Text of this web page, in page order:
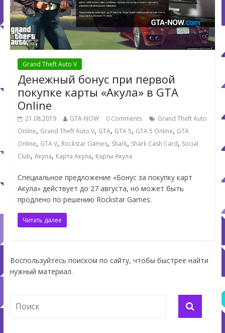
Grand Theft Auto V
Денежный бонус при первой
покупке карты «Акула» в GTA
Online
21.08.2019 GTA-NOW 0 Comments
Grand Theft Auto
Online, Grand Theft Auto V, GTA, GTA 5, GTA 5 Online, GTA
Online, GTA V, Rockstar Games, Shark, Shark Cash Card, Social
Club, Акула, Карта Акула, Карты Акула
Специальное предложение «Бонус за покупку карт
Акула» действует до 27 августа, но может быть
продлено по решению Rockstar Games.
Читать далее
Воспользуйтесь поиском по сайту, чтобы быстрее найти
нужный материал.